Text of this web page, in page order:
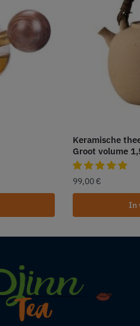
Keramische
Groot volume
99,00 €
In